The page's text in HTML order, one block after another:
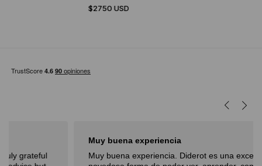
$2750 USD
Muy buena experiencia
Muy buena experiencia. Diderot es una excelente y